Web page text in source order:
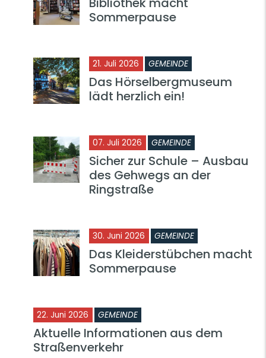
Sommerpause
21. Juli 2026 GEMEINDE
Das Hörselbergmuseum
lädt herzlich ein!
07. Juli 2026 GEMEINDE
Sicher zur Schule – Ausbau
des Gehwegs an der
Ringstraße
30. Juni 2026 GEMEINDE
Das Kleiderstübchen macht
Sommerpause
22. Juni 2026 GEMEINDE
Aktuelle Informationen aus dem
Straßenverkehr